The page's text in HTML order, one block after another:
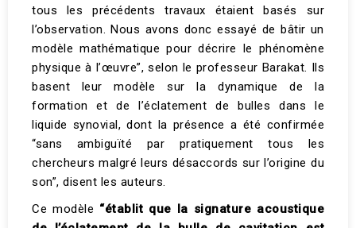
tous les précédents travaux étaient basés sur
l’observation. Nous avons donc essayé de bâtir un
modèle mathématique pour décrire le phénomène
physique à l’œuvre”, selon le professeur Barakat. Ils
basent leur modèle sur la dynamique de la
formation et de l’éclatement de bulles dans le
liquide synovial, dont la présence a été confirmée
“sans ambiguïté par pratiquement tous les
chercheurs malgré leurs désaccords sur l’origine du
son”, disent les auteurs.
Ce modèle “établit que la signature acoustique